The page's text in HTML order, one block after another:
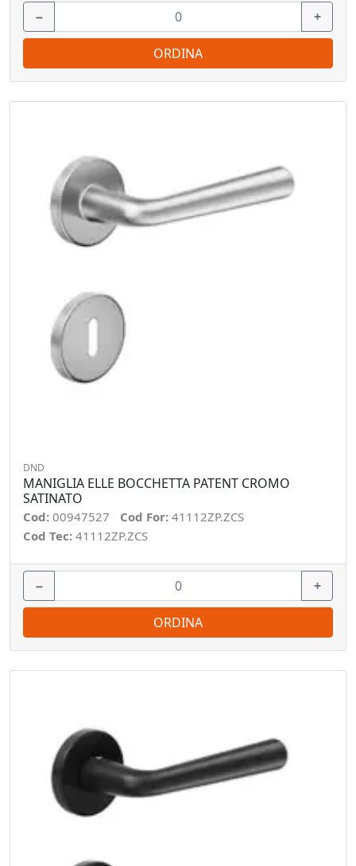
− +
ORDINA
DND
MANIGLIA ELLE BOCCHETTA PATENT CROMO
SATINATO
Cod: 00947527 Cod For: 41112ZP.ZCS
Cod Tec: 41112ZP.ZCS
− +
ORDINA